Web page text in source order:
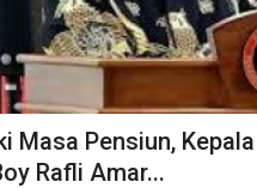
Masa Pensiun,
Rafli Amar...